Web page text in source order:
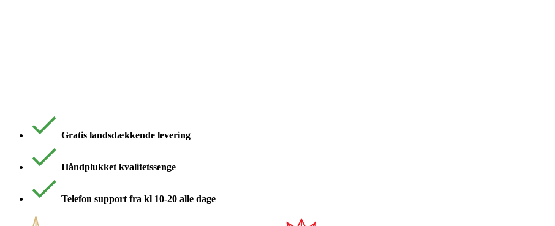
Gratis landsdækkende levering
Håndplukket kvalitetssenge
Telefon support fra kl 10-20 alle dage